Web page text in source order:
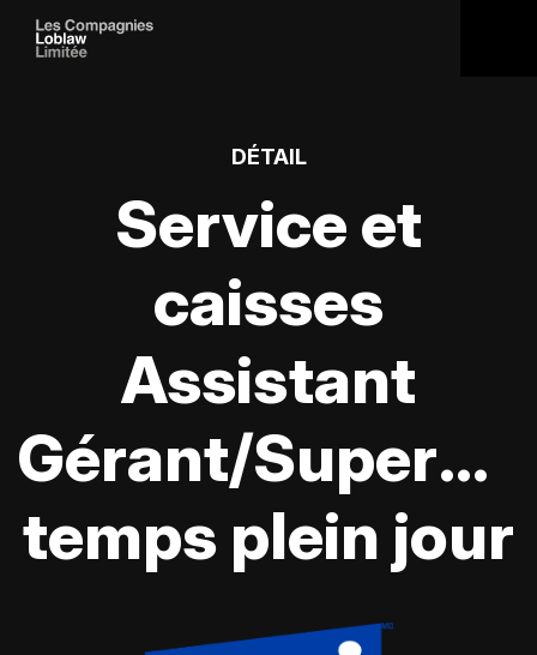
DÉTAIL
Service et
caisses
Assistant
Gérant/
temps plein jour